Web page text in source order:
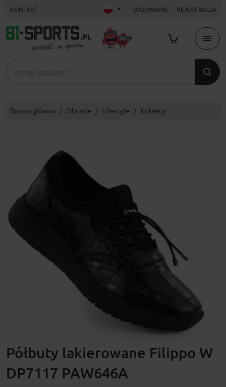
KONTAKT LOGOWANIE REJESTRACJA
Strona główna Obuwie Lifestyle Kobiety
Półbuty lakierowane Filippo W
DP7117 PAW646A